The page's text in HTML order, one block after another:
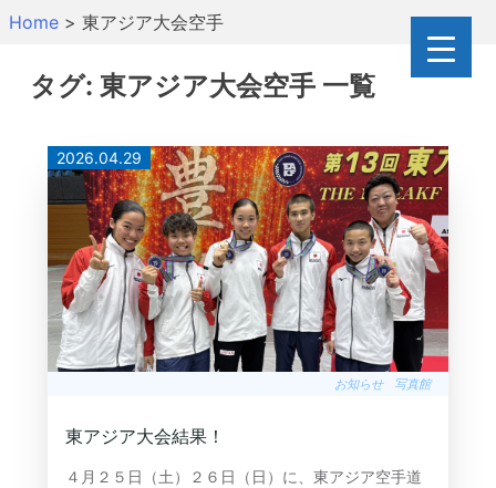
SkipHome > 東アジア大会空手
タグ: 東アジア大会空手一覧
2026.04.29
お知らせ 写真館
東アジア大会結果！
４月２５日（土）２６日（日）に、東アジア空手道